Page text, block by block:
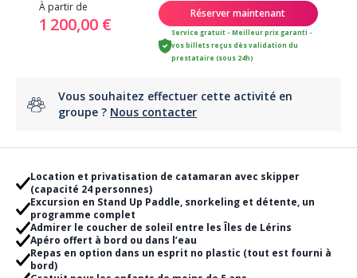
À partir de
1 200,00 €
Réserver maintenant
Service gratuit - Meilleur prix garanti -
vos billets reçus dès validation du
prestataire (sous 24h)
Vous souhaitez effectuer cette activité en
groupe ? Nous contacter
Location et privatisation de catamaran avec skipper
(capacité 24 personnes)
Excursion en Stand Up Paddle, snorkeling et détente, un
programme complet
Admirer le coucher de soleil entre les Îles de Lérins
Apéro offert à bord ou dans l’eau
Repas en option dans un esprit no plastic (tout est fourni à
bord)